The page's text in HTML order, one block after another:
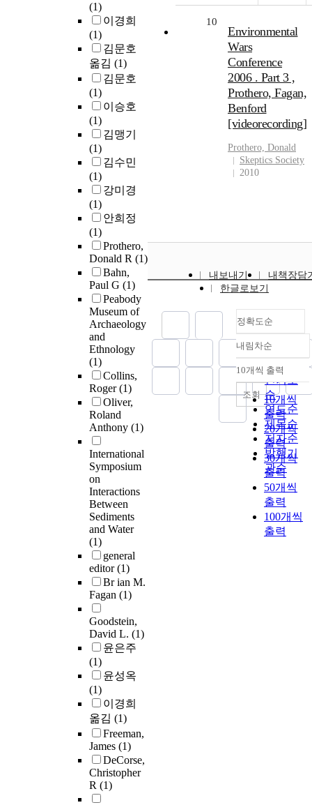
(1)
이경희
(1)
김문호
옮김 (1)
김문호
(1)
이승호
(1)
김맹기
(1)
김수민
(1)
강미경
(1)
안희정
(1)
Prothero,
Donald R (1)
Bahn,
Paul G (1)
Peabody
Museum of
Archaeology
and
Ethnology
(1)
Collins,
Roger(1)
Oliver,
Roland
Anthony (1)
International
Symposium
on
Interactions
Between
Sediments
and Water
(1)
general
editor(1)
Br ian M.
Fagan (1)
Goodstein,
David L. (1)
윤은주
(1)
윤성옥
(1)
이경희
옮김 (1)
Freeman,
James (1)
DeCorse,
Christopher
R (1)
10
Environmental
Wars
Conference
2006 . Part 3 ,
Prothero, Fagan,
Benford
[videorecording]
Prothero, Donald
Skeptics Society
2010
내보내기
내책장담
한글로보기
정확도순
정확도
순
인기도
순
연도순
제목순
저자순
발행기
관순
내림차순
내림차순
10개씩 출력
10개씩
출력
20개씩
출력
30개씩
출력
50개씩
출력
100개씩
출력
조회